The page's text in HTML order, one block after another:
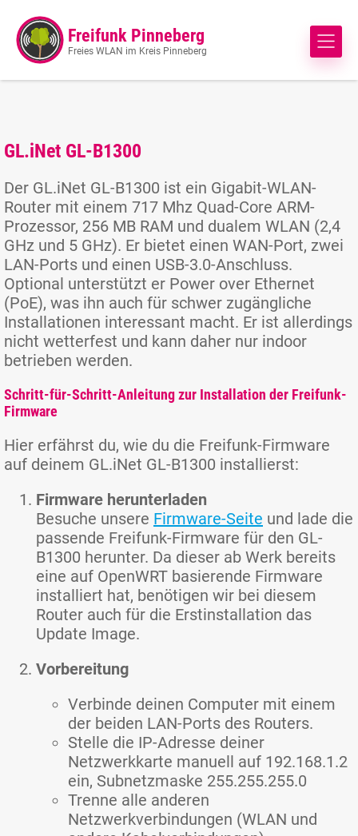
Freifunk Pinneberg
Freies WLAN im Kreis Pinneberg
GL.iNet GL-B1300
Der GL.iNet GL-B1300 ist ein Gigabit-WLAN-
Router mit einem 717 Mhz Quad-Core ARM-
Prozessor, 256 MB RAM und dualem WLAN (2,4
GHz und 5 GHz). Er bietet einen WAN-Port, zwei
LAN-Ports und einen USB-3.0-Anschluss.
Optional unterstützt er Power over Ethernet
(PoE), was ihn auch für schwer zugängliche
Installationen interessant macht. Er ist allerdings
nicht wetterfest und kann daher nur indoor
betrieben werden.
Schritt-für-Schritt-Anleitung zur Installation der Freifunk-
Firmware
Hier erfährst du, wie du die Freifunk-Firmware
auf deinem GL.iNet GL-B1300 installierst:
Firmware herunterladen
Besuche unsere Firmware-Seite und lade die
passende Freifunk-Firmware für den GL-
B1300 herunter. Da dieser ab Werk bereits
eine auf OpenWRT basierende Firmware
installiert hat, benötigen wir bei diesem
Router auch für die Erstinstallation das
Update Image.
Vorbereitung
Verbinde deinen Computer mit einem
der beiden LAN-Ports des Routers.
Stelle die IP-Adresse deiner
Netzwerkkarte manuell auf 192.168.1.2
ein, Subnetzmaske 255.255.255.0
Trenne alle anderen
Netzwerkverbindungen (WLAN und